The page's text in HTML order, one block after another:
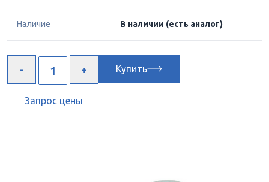
Наличие В наличии (есть аналог)
Купить
Запрос цены